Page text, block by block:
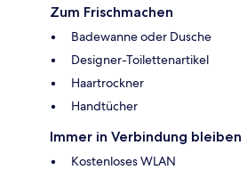
Zum Frischmachen
Badewanne oder Dusche
Designer-Toilettenartikel
Haartrockner
Handtücher
Immer in Verbindung bleiben
Kostenloses WLAN